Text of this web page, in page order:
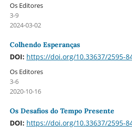
Os Editores
3-9
2024-03-02
Colhendo Esperanças
DOI: https://doi.org/10.33637/2595-
Os Editores
3-6
2020-10-16
Os Desafios do Tempo Presente
DOI: https://doi.org/10.33637/2595-